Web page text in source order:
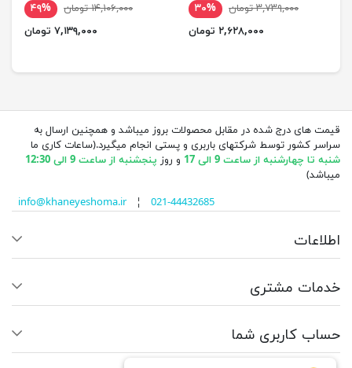
۳,۷۳۹,۰۰۰ تومان
۳۰%
۲,۶۲۸,۰۰۰ تومان
۱۴,۱۰۶,۰۰۰ تومان
۴۹%
۷,۱۳۹,۰۰۰ تومان
قیمت های درج شده در مقابل محصولات بروز میباشد و همچنین ارسال به
سراسر کشور توسط شرکتهای باربری و پستی انجام میگیرد.(ساعات کاری ما
شنبه تا چهارشنبه از ساعت 9 الی 17
و روز پنجشنبه از ساعت 9 الی 12:30
میباشد)
info@khaneyeshoma.ir¦ 021-44432685
اطلاعات
خدمات مشتری
حساب کاربری شما